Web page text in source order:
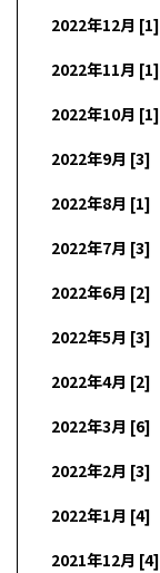
2022年12月 [1]
2022年11月 [1]
2022年10月 [1]
2022年9月 [3]
2022年8月 [1]
2022年7月 [3]
2022年6月 [2]
2022年5月 [3]
2022年4月 [2]
2022年3月 [6]
2022年2月 [3]
2022年1月 [4]
2021年12月 [4]